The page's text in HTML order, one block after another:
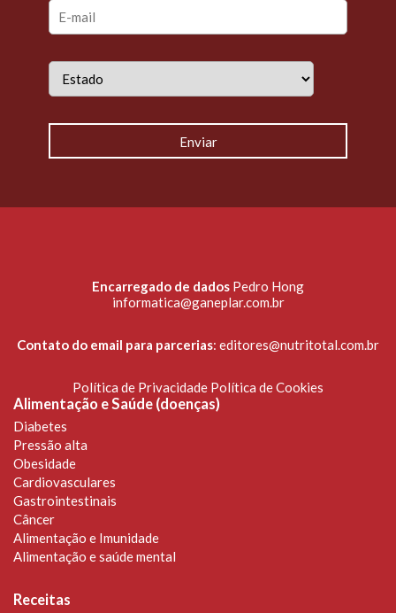
Encarregado de dados Pedro Hong
informatica@ganeplar.com.br
Contato do email para parcerias: editores@nutritotal.com.br
Política de Privacidade Política de Cookies
Alimentação e Saúde (doenças)
Diabetes
Pressão alta
Obesidade
Cardiovasculares
Gastrointestinais
Câncer
Alimentação e Imunidade
Alimentação e saúde mental
Receitas